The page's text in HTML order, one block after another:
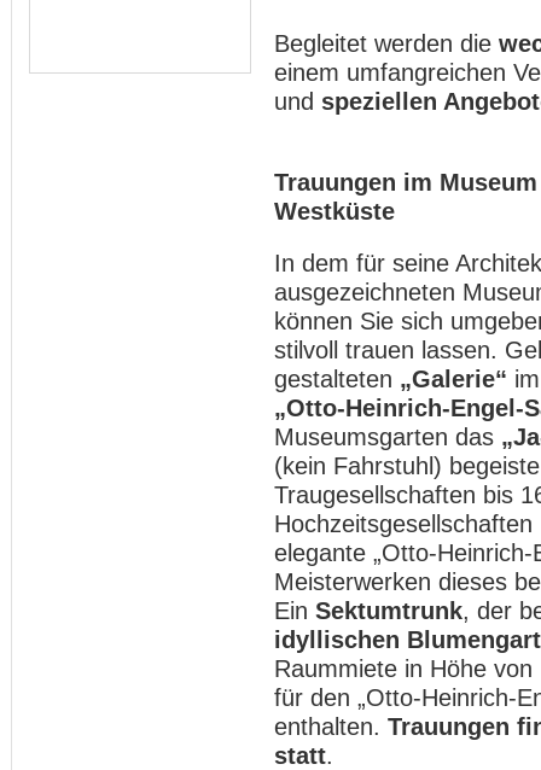
Begleitet werden die
einem umfangreichen
und speziellen
Trauungen im
Westküste
In dem für seine
ausgezeichneten
können Sie sich
stilvoll trauen lassen.
gestalteten „Galerie“
„Otto-Heinrich-Engel-
Museumsgarten das
(kein Fahrstuhl)
Traugesellschaften bis
elegante „Otto-
Meisterwerken dieses
Ein Sektumtrunk, der
idyllischen
Raummiete in Höhe
für den „Otto-Heinrich-
enthalten. Trauungen
statt.